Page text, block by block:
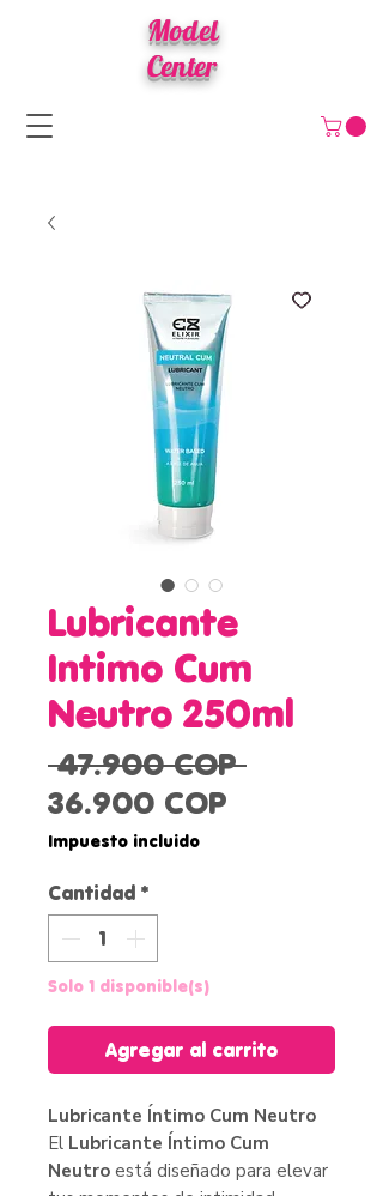
Model
Center
Lubricante
Intimo Cum
Neutro 250ml
47.900 COP Precio
36.900 COP
Impuesto incluido
Cantidad *
Solo 1 disponible(s)
Agregar al carrito
Lubricante Íntimo Cum Neutro
El Lubricante Íntimo Cum
Neutro está diseñado para elevar